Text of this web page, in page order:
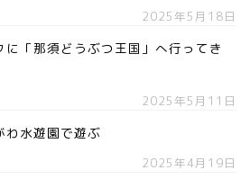
2025年5月18日
に「那須どうぶつ王国」へ行ってき
2025年5月11日
わ水遊園で遊ぶ
2025年4月19日